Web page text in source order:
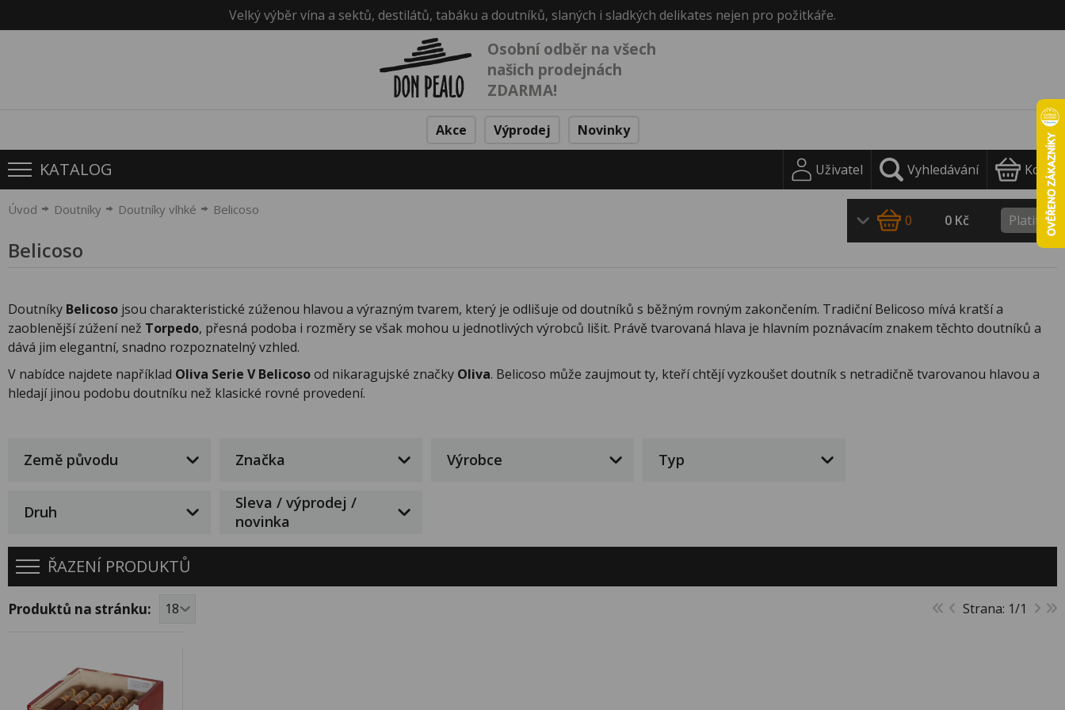
Velký výběr vína a sektů, destilátů, tabáku a doutníků, slaných i sladkých delikates nejen pro požitkáře.
Osobní odběr na všech
našich prodejnách
ZDARMA!
Akce Výprodej Novinky
KATALOG Uživatel Vyhledávání Košík
Úvod Doutníky Doutníky vlhké Belicoso
Belicoso
Doutníky Belicoso jsou charakteristické zúženou hlavou a výrazným tvarem, který je odlišuje od doutníků s běžným rovným zakončením. Tradiční Belicoso mívá kratší a
zaoblenější zúžení než Torpedo, přesná podoba i rozměry se však mohou u jednotlivých výrobců lišit. Právě tvarovaná hlava je hlavním poznávacím znakem těchto doutníků a
dává jim elegantní, snadno rozpoznatelný vzhled.
V nabídce najdete například Oliva Serie V Belicosood nikaragujské značky Oliva. Belicoso může zaujmout ty, kteří chtějí vyzkoušet doutník s netradičně tvarovanou hlavou a
hledají jinou podobu doutníku než klasické rovné provedení.
Země původu Značka Výrobce Typ
Druh
Sleva / výprodej /
novinka
ŘAZENÍ PRODUKTŮ
Produktů na stránku: Strana: 1/1
0 0 Kč Platit